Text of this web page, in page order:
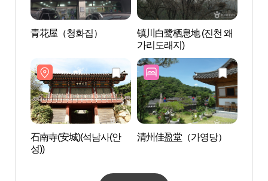
青花屋（청화집）
镇川白鹭栖息地 (진천 왜
가리도래지)
石南寺(安城)(석남사(안
성))
清州佳盈堂（가영당）